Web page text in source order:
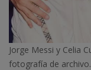
Jorge Messi y Celia
fotografía de archivo.